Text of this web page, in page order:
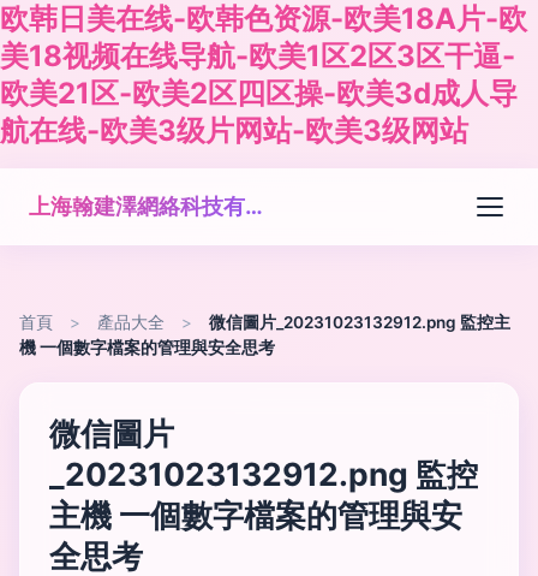
欧韩日美在线-欧韩色资源-欧美18A片-欧
美18视频在线导航-欧美1区2区3区干逼-
欧美21区-欧美2区四区操-欧美3d成人导
航在线-欧美3级片网站-欧美3级网站
上海翰建澤網絡科技有限公司
首頁 > 產品大全 >
微信圖片_20231023132912.png 監控主
機 一個數字檔案的管理與安全思考
微信圖片
_20231023132912.png 監控
主機 一個數字檔案的管理與安
全思考